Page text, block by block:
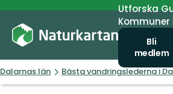
Utforska
Kommuner
Bli
medlem
Dalarnas län Bästa vandringslederna i